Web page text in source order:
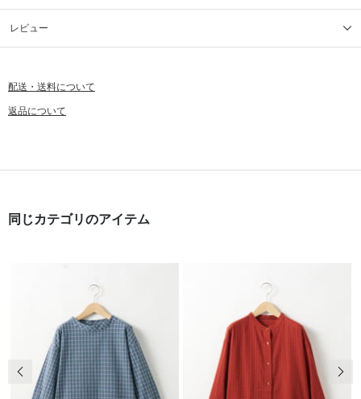
レビュー
配送・送料について
返品について
同じカテゴリのアイテム
前の画像